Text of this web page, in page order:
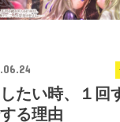
たい時、１回
る理由